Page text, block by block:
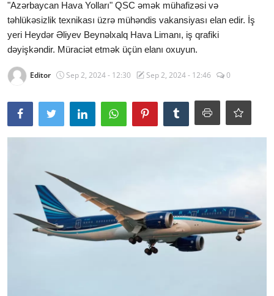
Əlaqə
Xəbərlər
AZ
"Azərbaycan Hava Yolları" QSC əmək mühafizəsi və
təhlükəsizlik texnikası üzrə mühəndis vakansiyası elan edir. İş
yeri Heydər Əliyev Beynəlxalq Hava Limanı, iş qrafiki
dəyişkəndir. Müraciət etmək üçün elanı oxuyun.
Editor Sep 2, 2024 - 12:30 Sep 2, 2024 - 12:46 0